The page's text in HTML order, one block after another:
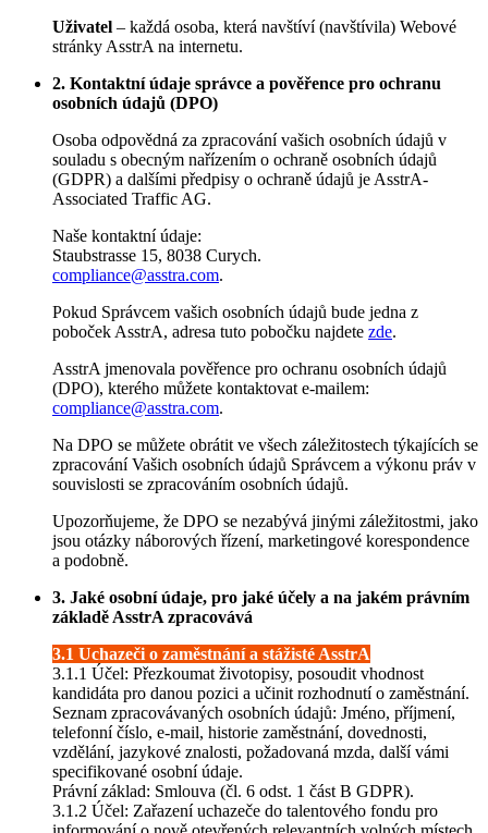
Uživatel – každá osoba, která navštíví (navštívila) Webové
stránky AsstrA na internetu.
2. Kontaktní údaje správce a pověřence pro ochranu
osobních údajů (DPO)
Osoba odpovědná za zpracování vašich osobních údajů v
souladu s obecným nařízením o ochraně osobních údajů
(GDPR) a dalšími předpisy o ochraně údajů je AsstrA-
Associated Traffic AG.
Naše kontaktní údaje:
Staubstrasse 15, 8038 Curych.
compliance@asstra.com.
Pokud Správcem vašich osobních údajů bude jedna z
poboček AsstrA, adresa tuto pobočku najdete zde.
AsstrA jmenovala pověřence pro ochranu osobních údajů
(DPO), kterého můžete kontaktovat e-mailem:
compliance@asstra.com.
Na DPO se můžete obrátit ve všech záležitostech týkajících se
zpracování Vašich osobních údajů Správcem a výkonu práv v
souvislosti se zpracováním osobních údajů.
Upozorňujeme, že DPO se nezabývá jinými záležitostmi, jako
jsou otázky náborových řízení, marketingové korespondence
a podobně.
3. Jaké osobní údaje, pro jaké účely a na jakém právním
základě AsstrA zpracovává
3.1 Uchazeči o zaměstnání a stážisté AsstrA
3.1.1 Účel: Přezkoumat životopisy, posoudit vhodnost
kandidáta pro danou pozici a učinit rozhodnutí o zaměstnání.
Seznam zpracovávaných osobních údajů: Jméno, příjmení,
telefonní číslo, e-mail, historie zaměstnání, dovednosti,
vzdělání, jazykové znalosti, požadovaná mzda, další vámi
specifikované osobní údaje.
Právní základ: Smlouva (čl. 6 odst. 1 část B GDPR).
3.1.2 Účel: Zařazení uchazeče do talentového fondu pro